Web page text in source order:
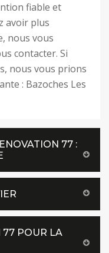
fiable et
avoir plus
nous vous
contacter. Si
nous vous prions
: Bazoches Les
77 :
77 POUR LA